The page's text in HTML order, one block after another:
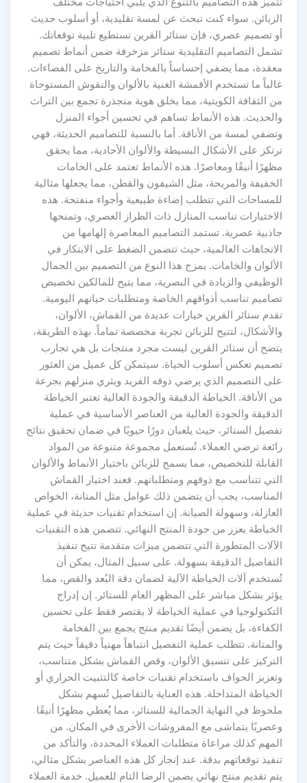
الزبائن. سواء كنت تبحث عن لمسة تقليدية، أو أسلوب حديث
أو تصميم عصري، فإن ستائر القرين تستطيع تلبية توقعاتك.
تشمل التصاميم التقليدية ستائر مزخرفة ضمن أنماط تصميم
معقدة، مما يضفي إحساساً بالفخامة والتاريخ على الفضاءات.
غالباً ما تستخدم الأقمشة الغنية بالألوان والنقوش المستوحاة
من الثقافة الكويتية، مما يخلق هوية متجذرة تجمع بين التراث
والحديث. هذه الأنماط تساهم في تحسين أجواء المنزل
وتضفي لمسة من الأناقة. أما بالنسبة للتصاميم الحديثة، فهي
ترتكز على الأشكال البسيطة والألوان الأحادية، مما يحقق
مظهرًا أنيقًا ومعاصرًا. هذه الأنماط تعتمد على الخامات
الخفيفة والمريحة، مثل الشيفون والقطن، مما يجعلها مثالية
للمساحات التي تتطلب إضاءة طبيعية وأجواء منفتحة. هذه
الاختيارات تناسب المنازل ذات الطراز العصري، وتمنحها
جاذبية عصرية. تستمد التصاميم المعاصرة إلهامها من
الاتجاهات العالمية، حيث تتضمن الضغط على الابتكار في
الألوان والخامات. يمزج هذا النوع من التصميم بين الجمال
الوظيفي والزيادة في البصرية، مما يتيح للمالكين تخصيص
تصاميم تناسب أذواقهم الخاصة ومتطلبات حياتهم اليومية.
تقدم ستائر القرين خيارات عديدة من القماش، الألوان،
والأشكال، لتتيح للزبائن تجربة مخصصة تماماً. بهذه الطريقة،
يتضح أن ستائر القرين ليست مجرد منتجات بل هي تجارب
تصميم تعكس أسلوب الحياة. سيتمكن كل عميل من العثور
على التصميم الذي يرضي ذوقه الفريد ويثري منزلهم بجرعة
من الأناقة. الخياطة الدقيقة والجودة العالية تعتبر الخياطة
الدقيقة والجودة العالية من العناصر الأساسية في عملية
تفصيل الستائر، حيث يلعبان دورًا حيويًا في ضمان تحقيق نتائج
رائعة ترضي العملاء. تُستعمل مجموعة متنوعة من المواد
القابلة للتخصيص، مما يسمح للزبائن باختيار الأنماط والألوان
التي تتناسب مع ذوقهم ومتطلباتهم. فعند اختيار القماش
المناسب، يجب أن يتضمن ذلك عوامل مثل المتانة، الخواص
العازلة، وسهولة الصيانة. إن استخدام تقنيات حديثة في عملية
الخياطة يعزز من جودة المنتج النهائي. تتضمن هذه التقنيات
الآلات المتطورة التي تتضمن ميزات متقدمة تتيح تنفيذ
التفاصيل الدقيقة بسهولة. على سبيل المثال، يمكن أن
تُستخدم آلات الخياطة الآلية لضمان دقة البُعد والقص، مما
يؤثر بشكل مباشر على المظهر العام للستائر. إن إدراج
التكنولوجيا في عملية الخياطة لا يقتصر فقط على تحسين
الكفاءة، بل يضمن أيضًا تقديم منتج يجمع بين الفخامة
والمتانة. تتطلب عملية التفصيل انتباهاً مهنياً دقيقاً حيث يتم
التركيز على تنسيق الألوان، وقص القماش بشكل متناسب،
وتعزيز الحواف باستخدام تقنيات خاصة كالتثبيت الحراري أو
الخياطة المتداخلة. هذه العناية بالتفاصيل تُسهم بشكل
ملحوظ في النهاية الجمالية للستائر، مما يُعطي مظهرًا أنيقًا
وعصريًا يتماشى مع المفروشات الأخرى في المكان. من
المهم كذلك مراعاة متطلبات العملاء المحددة، والتأكد من
تنفيذ توقعاتهم بدقة. عند إنجاز كل هذه العناصر بشكل مثالي،
يتم تقديم منتج نهائي يضمن الرضا التام للعميل. خدمة العملاء